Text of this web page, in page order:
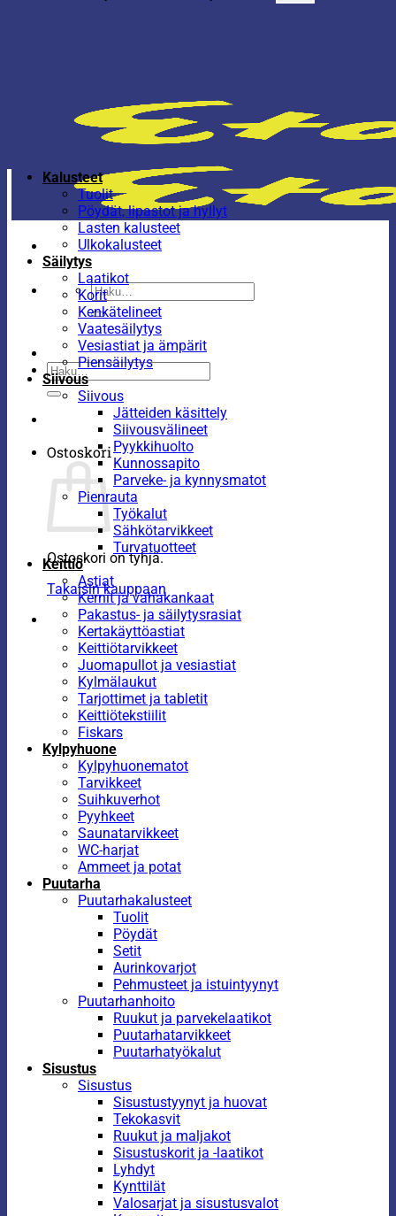
Etsi:
Etsi:
Ostoskori
Ostoskori on tyhjä.
Takaisin kauppaan
Kalusteet
Tuolit
Pöydät, lipastot ja hyllyt
Lasten kalusteet
Ulkokalusteet
Säilytys
Laatikot
Korit
Kenkätelineet
Vaatesäilytys
Vesiastiat ja ämpärit
Piensäilytys
Siivous
Siivous
Jätteiden käsittely
Siivousvälineet
Pyykkihuolto
Kunnossapito
Parveke- ja kynnysmatot
Pienrauta
Työkalut
Sähkötarvikkeet
Turvatuotteet
Keittiö
Astiat
Kernit ja vahakankaat
Pakastus- ja säilytysrasiat
Kertakäyttöastiat
Keittiötarvikkeet
Juomapullot ja vesiastiat
Kylmälaukut
Tarjottimet ja tabletit
Keittiötekstiilit
Fiskars
Kylpyhuone
Kylpyhuonematot
Tarvikkeet
Suihkuverhot
Pyyhkeet
Saunatarvikkeet
WC-harjat
Ammeet ja potat
Puutarha
Puutarhakalusteet
Tuolit
Pöydät
Setit
Aurinkovarjot
Pehmusteet ja istuintyynyt
Puutarhanhoito
Ruukut ja parvekelaatikot
Puutarhatarvikkeet
Puutarhatyökalut
Sisustus
Sisustus
Sisustustyynyt ja huovat
Tekokasvit
Ruukut ja maljakot
Sisustuskorit ja -laatikot
Lyhdyt
Kynttilät
Valosarjat ja sisustusvalot